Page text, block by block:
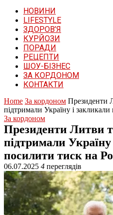
НОВИНИ
LIFESTYLE
ЗДОРОВ’Я
КУРЙОЗИ
ПОРАДИ
РЕЦЕПТИ
ШОУ-БІЗНЕС
ЗА КОРДОНОМ
КОНТАКТИ
Home За кордоном Президенти
підтримали Україну і
За кордоном
Президенти Литви
підтримали
посилити тиск на
06.07.2025 4 переглядів